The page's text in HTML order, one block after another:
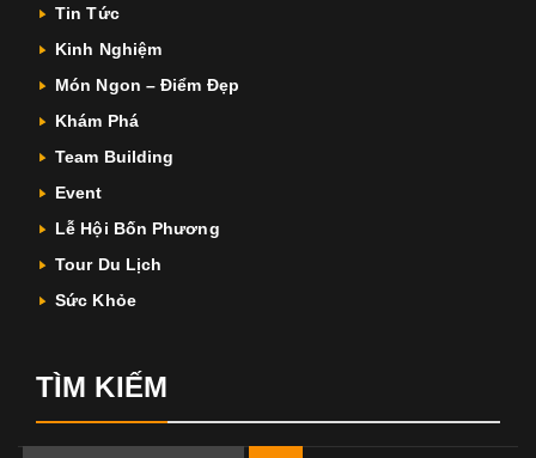
Tin Tức
Kinh Nghiệm
Món Ngon – Điểm Đẹp
Khám Phá
Team Building
Event
Lễ Hội Bốn Phương
Tour Du Lịch
Sức Khỏe
TÌM KIẾM